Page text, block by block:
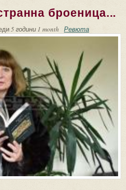
броеница...
5 години 1 month Ревюта